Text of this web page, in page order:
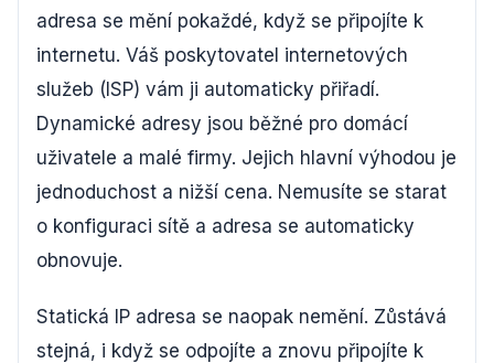
adresa se mění pokaždé, když se připojíte k
internetu. Váš poskytovatel internetových
služeb (ISP) vám ji automaticky přiřadí.
Dynamické adresy jsou běžné pro domácí
uživatele a malé firmy. Jejich hlavní výhodou je
jednoduchost a nižší cena. Nemusíte se starat
o konfiguraci sítě a adresa se automaticky
obnovuje.
Statická IP adresa se naopak nemění. Zůstává
stejná, i když se odpojíte a znovu připojíte k